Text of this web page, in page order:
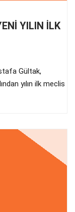
YILIN İLK
Gültak,
yılın ilk meclis